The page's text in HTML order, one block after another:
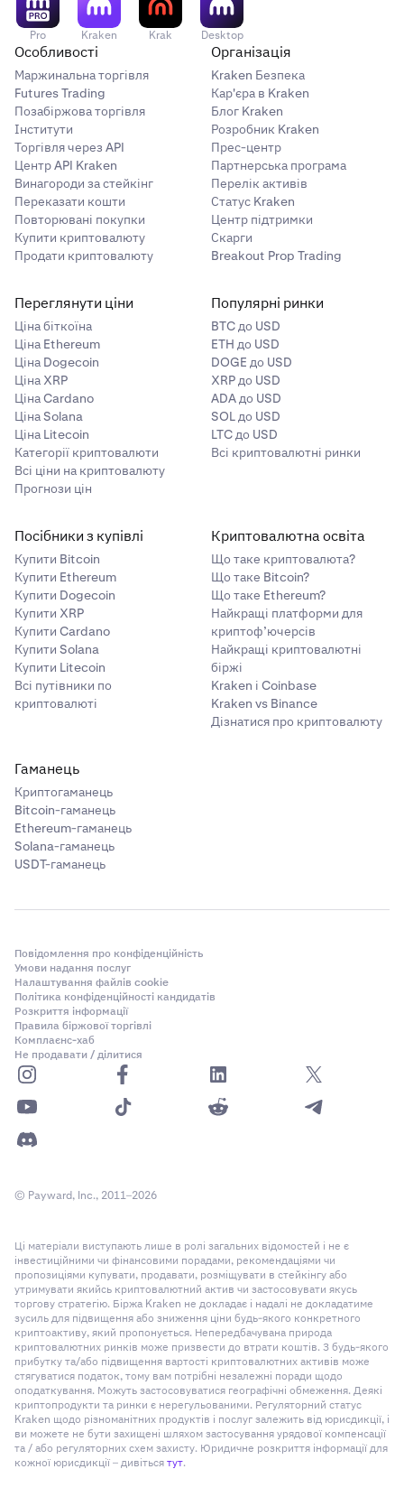
Pro Kraken Krak Desktop
Особливості
Маржинальна торгівля
Futures Trading
Позабіржова торгівля
Інститути
Торгівля через API
Центр API Kraken
Винагороди за стейкінг
Переказати кошти
Повторювані покупки
Купити криптовалюту
Продати криптовалюту
Організація
Kraken Безпека
Кар'єра в Kraken
Блог Kraken
Розробник Kraken
Прес-центр
Партнерська програма
Перелік активів
Статус Kraken
Центр підтримки
Скарги
Breakout Prop Trading
Переглянути ціни
Ціна біткоїна
Ціна Ethereum
Ціна Dogecoin
Ціна XRP
Ціна Cardano
Ціна Solana
Ціна Litecoin
Категорії криптовалюти
Всі ціни на криптовалюту
Прогнози цін
Популярні ринки
BTC до USD
ETH до USD
DOGE до USD
XRP до USD
ADA до USD
SOL до USD
LTC до USD
Всі криптовалютні ринки
Посібники з купівлі
Купити Bitcoin
Купити Ethereum
Купити Dogecoin
Купити XRP
Купити Cardano
Купити Solana
Купити Litecoin
Всі путівники по
криптовалюті
Криптовалютна освіта
Що таке криптовалюта?
Що таке Bitcoin?
Що таке Ethereum?
Найкращі платформи для
криптоф’ючерсів
Найкращі криптовалютні
біржі
Kraken і Coinbase
Kraken vs Binance
Дізнатися про криптовалюту
Гаманець
Криптогаманець
Bitcoin-гаманець
Ethereum-гаманець
Solana-гаманець
USDT-гаманець
Повідомлення про конфіденційність
Умови надання послуг
Налаштування файлів cookie
Політика конфіденційності кандидатів
Розкриття інформації
Правила біржової торгівлі
Комплаєнс-хаб
Не продавати / ділитися
© Payward, Inc., 2011–2026
Ці матеріали виступають лише в ролі загальних відомостей і не є
інвестиційними чи фінансовими порадами, рекомендаціями чи
пропозиціями купувати, продавати, розміщувати в стейкінгу або
утримувати якийсь криптовалютний актив чи застосовувати якусь
торгову стратегію. Біржа Kraken не докладає і надалі не докладатиме
зусиль для підвищення або зниження ціни будь-якого конкретного
криптоактиву, який пропонується. Непередбачувана природа
криптовалютних ринків може призвести до втрати коштів. З будь-якого
прибутку та/або підвищення вартості криптовалютних активів може
стягуватися податок, тому вам потрібні незалежні поради щодо
оподаткування. Можуть застосовуватися географічні обмеження. Деякі
криптопродукти та ринки є нерегульованими. Регуляторний статус
Kraken щодо різноманітних продуктів і послуг залежить від юрисдикції, і
ви можете не бути захищені шляхом застосування урядової компенсації
та / або регуляторних схем захисту. Юридичне розкриття інформації для
кожної юрисдикції – дивітьсятут.